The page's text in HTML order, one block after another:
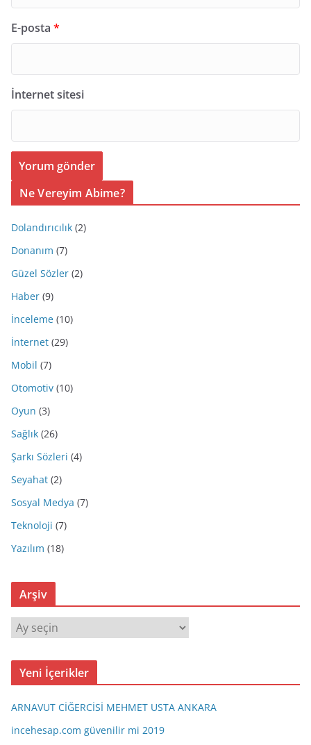
E-posta *
İnternet sitesi
Ne Vereyim Abime?
Dolandırıcılık (2)
Donanım (7)
Güzel Sözler (2)
Haber (9)
İnceleme (10)
İnternet (29)
Mobil (7)
Otomotiv (10)
Oyun (3)
Sağlık (26)
Şarkı Sözleri (4)
Seyahat (2)
Sosyal Medya (7)
Teknoloji (7)
Yazılım (18)
Arşiv
r
ş
Yeni İçerikler
ARNAVUT CİĞERCİSİ MEHMET USTA ANKARA
incehesap.com güvenilir mi 2019